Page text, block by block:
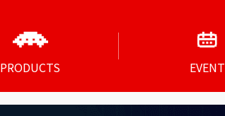
PRODUCTS EVENT